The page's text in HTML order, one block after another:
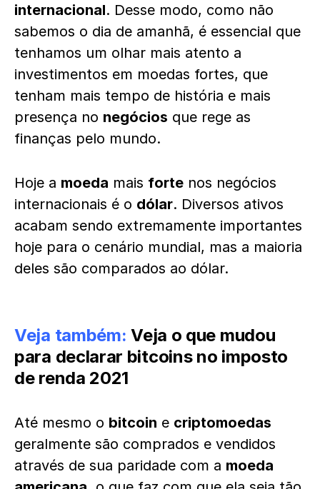
internacional. Desse modo, como não
sabemos o dia de amanhã, é essencial que
tenhamos um olhar mais atento a
investimentos em moedas fortes, que
tenham mais tempo de história e mais
presença no negócios que rege as
finanças pelo mundo.
Hoje a moeda mais forte nos negócios
internacionais é o dólar. Diversos ativos
acabam sendo extremamente importantes
hoje para o cenário mundial, mas a maioria
deles são comparados ao dólar.
Veja também:Veja o que mudou
para declarar bitcoins no imposto
de renda 2021
Até mesmo o bitcoin e criptomoedas
geralmente são comprados e vendidos
através de sua paridade com a moeda